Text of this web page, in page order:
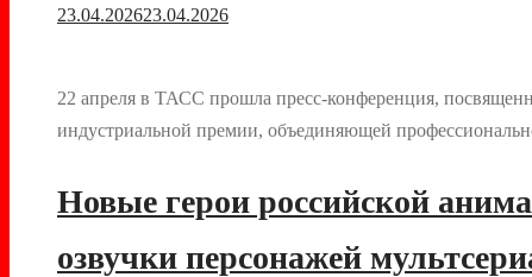
23.04.202623.04.2026
22 апреля в ТАСС прошла пресс-конференция,
индустриальной премии, объединяющей
Новые герои российской
озвучки персонажей